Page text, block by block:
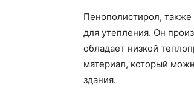
Пенополистирол, также
для утепления. Он
обладает низкой
материал, который
здания.